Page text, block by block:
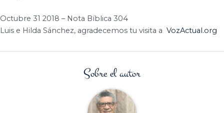
Octubre 31 2018 – Nota Bíblica 304
Luis e Hilda Sánchez, agradecemos tu visita a VozActual.org
Sobre el autor